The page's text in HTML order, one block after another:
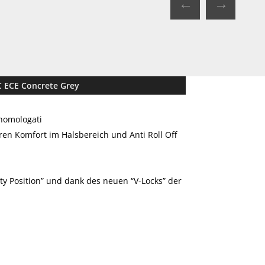
Concrete Grey
Komfort im Halsbereich und Anti Roll Off
Position” und dank des neuen “V-Locks” der